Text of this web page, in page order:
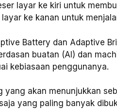
layar ke kiri untuk
ke kanan untuk
Battery dan Adaptive
buatan (AI) dan
kebiasaan penggunanya.
yang akan menunjukkan
yang paling banyak